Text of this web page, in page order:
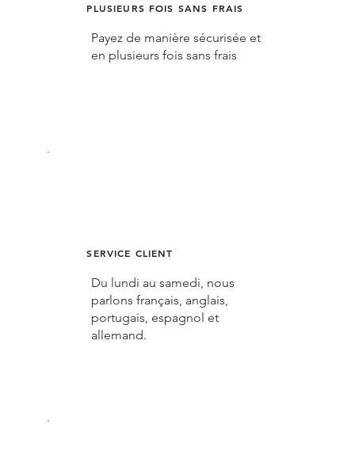
PLUSIEURS FOIS SANS FRAIS
Payez de manière sécurisée et
en plusieurs fois sans frais
SERVICE CLIENT
Du lundi au samedi, nous
parlons français, anglais,
portugais, espagnol et
allemand.